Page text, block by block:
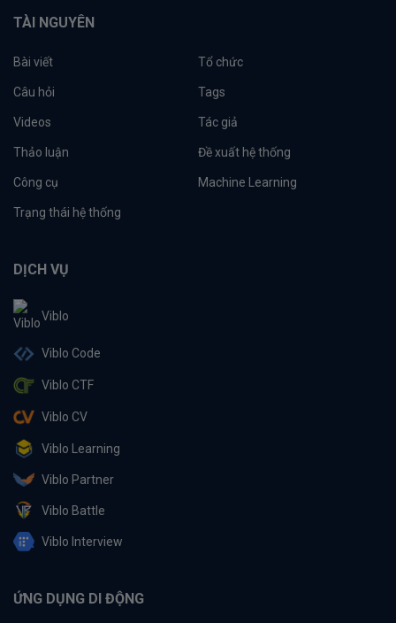
TÀI NGUYÊN
Bài viết Tổ chức
Câu hỏi Tags
Videos Tác giả
Thảo luận Đề xuất hệ thống
Công cụ Machine Learning
Trạng thái hệ thống
DỊCH VỤ
Viblo
Viblo Code
Viblo CTF
Viblo CV
Viblo Learning
Viblo Partner
Viblo Battle
Viblo Interview
ỨNG DỤNG DI ĐỘNG